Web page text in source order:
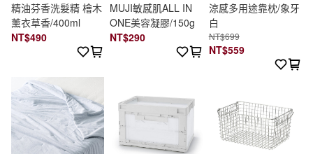
精油芬香洗髮精 檜木
薰衣草香/400ml
NT$490
MUJI敏感肌ALL IN
ONE美容凝膠/150g
NT$290
涼感多用途靠枕/象牙
白
NT$699
NT$559